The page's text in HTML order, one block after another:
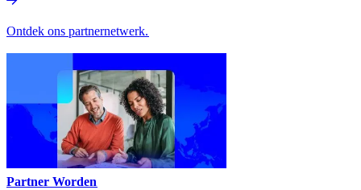
Ontdek ons partnernetwerk.​​
Partner Worden​​